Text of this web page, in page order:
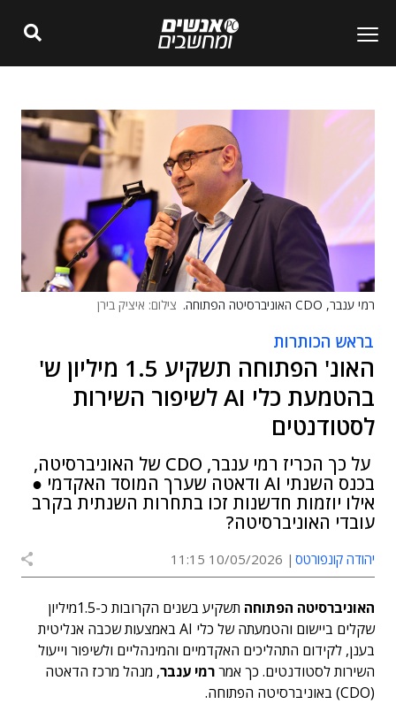
רמי ענבר, CDO האוניברסיטה הפתוחה. צילום: איציק בירן
בראש הכותרות
האונ' הפתוחה תשקיע 1.5 מיליון ש'
בהטמעת כלי AI לשיפור השירות
לסטודנטים
על כך הכריז רמי ענבר, CDO של האוניברסיטה,
בכנס השנתי AI ודאטה שערך המוסד האקדמי ●
אילו יוזמות חדשנות זכו בתחרות השנתית בקרב
עובדי האוניברסיטה?
יהודה קונפורטס 10/05/2026 11:15
האוניברסיטה הפתוחה
תשקיע בשנים הקרובות כ-1.5מיליון
שקלים ביישום והטמעתה של כלי AI באמצעות שכבה אנליטית
בענן, לקידום התהליכים האקדמיים והמינהליים ולשיפור וייעול
השירות לסטודנטים. כך אמררמי ענבר, מנהל מרכז הדאטה
(CDO) באוניברסיטה הפתוחה.